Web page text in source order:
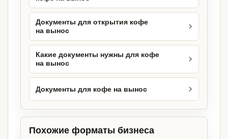
Документы для открытия кофе
на вынос
Какие документы нужны для кофе
на вынос
Документы для кофе на вынос
Похожие форматы бизнеса